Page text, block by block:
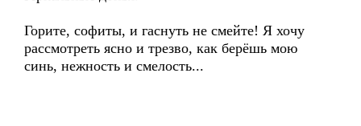
Горите, софиты, и гаснуть не смейте! Я хочу
рассмотреть ясно и трезво, как берёшь мою
синь, нежность и смелость...